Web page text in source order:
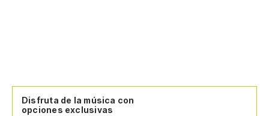
Disfruta de la música con
opciones exclusivas